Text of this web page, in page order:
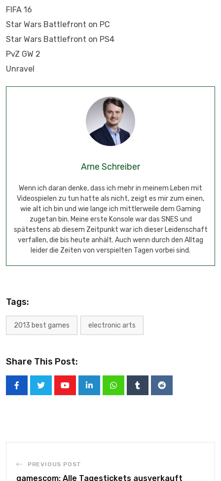
FIFA 16
Star Wars Battlefront on PC
Star Wars Battlefront on PS4
PvZ GW 2
Unravel
Arne Schreiber
Wenn ich daran denke, dass ich mehr in meinem Leben mit
Videospielen zu tun hatte als nicht, zeigt es mir zum einen,
wie alt ich bin und wie lange ich mittlerweile dem Gaming
zugetan bin. Meine erste Konsole war das SNES und
spätestens ab diesem Zeitpunkt war ich dieser Leidenschaft
verfallen, die bis heute anhält. Auch wenn durch den Alltag
leider die Zeiten von verspielten Tagen vorbei sind.
Tags:
2013 best games electronic arts
Share This Post:
PREVIOUS POST
gamescom: Alle Tagestickets ausverkauft